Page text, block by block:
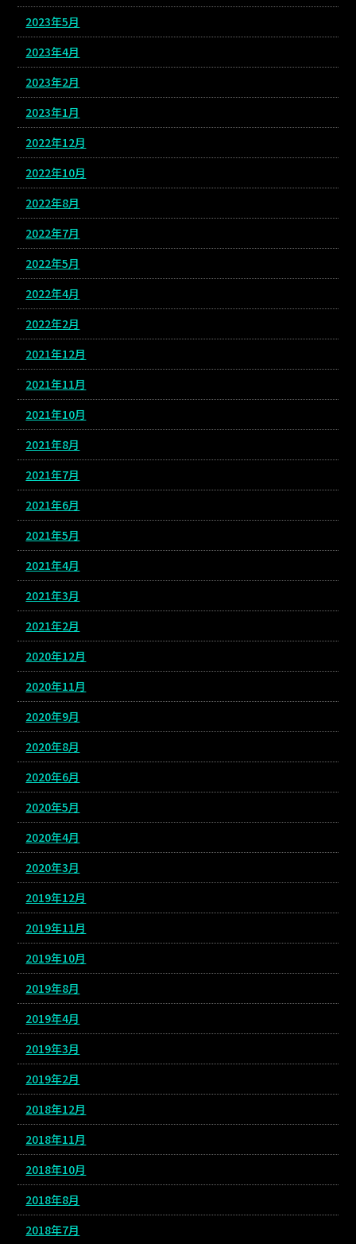
2023年5月
2023年4月
2023年2月
2023年1月
2022年12月
2022年10月
2022年8月
2022年7月
2022年5月
2022年4月
2022年2月
2021年12月
2021年11月
2021年10月
2021年8月
2021年7月
2021年6月
2021年5月
2021年4月
2021年3月
2021年2月
2020年12月
2020年11月
2020年9月
2020年8月
2020年6月
2020年5月
2020年4月
2020年3月
2019年12月
2019年11月
2019年10月
2019年8月
2019年4月
2019年3月
2019年2月
2018年12月
2018年11月
2018年10月
2018年8月
2018年7月